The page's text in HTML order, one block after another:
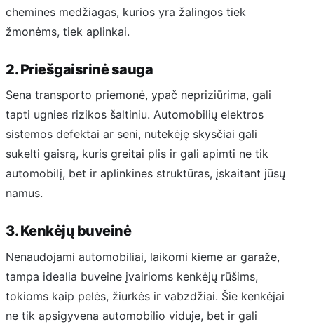
chemines medžiagas, kurios yra žalingos tiek
žmonėms, tiek aplinkai.
2. Priešgaisrinė sauga
Sena transporto priemonė, ypač nepriziūrima, gali
tapti ugnies rizikos šaltiniu. Automobilių elektros
sistemos defektai ar seni, nutekėję skysčiai gali
sukelti gaisrą, kuris greitai plis ir gali apimti ne tik
automobilį, bet ir aplinkines struktūras, įskaitant jūsų
namus.
3. Kenkėjų buveinė
Nenaudojami automobiliai, laikomi kieme ar garaže,
tampa idealia buveine įvairioms kenkėjų rūšims,
tokioms kaip pelės, žiurkės ir vabzdžiai. Šie kenkėjai
ne tik apsigyvena automobilio viduje, bet ir gali